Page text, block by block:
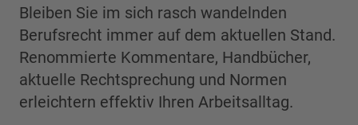
Bleiben Sie im sich rasch wandelnden
Berufsrecht immer auf dem aktuellen Stand.
Renommierte Kommentare, Handbücher,
aktuelle Rechtsprechung und Normen
erleichtern effektiv Ihren Arbeitsalltag.